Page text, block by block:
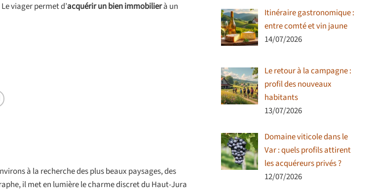
viager permet d’acquérir un bien immobilierà un
à la recherche des plus beaux paysages, des
il met en lumière le charme discret du Haut-Jura
Itinéraire gastronomique :
entre comté et vin jaune
14/07/2026
Le retour à la campagne :
profil des nouveaux
habitants
13/07/2026
Domaine viticole dans le
Var : quels profils attirent
les acquéreurs privés ?
12/07/2026